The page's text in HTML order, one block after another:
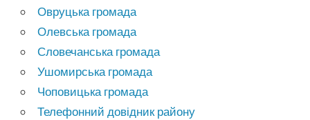
Овруцька громада
Олевська громада
Словечанська громада
Ушомирська громада
Чоповицька громада
Телефонний довідник району